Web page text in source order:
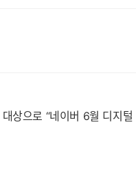
상으로 “네이버 6월 디지